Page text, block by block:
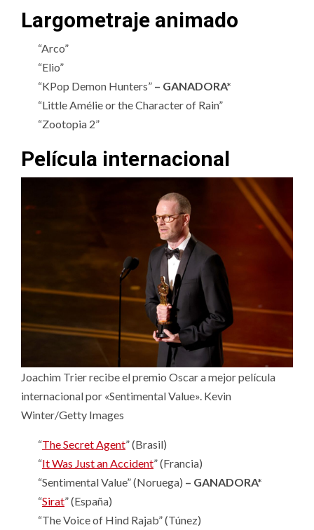
Largometraje animado
“Arco”
“Elio”
“KPop Demon Hunters” – GANADORA*
“Little Amélie or the Character of Rain”
“Zootopia 2”
Película internacional
Joachim Trier recibe el premio Oscar a mejor película
internacional por «Sentimental Value». Kevin
Winter/Getty Images
“The Secret Agent” (Brasil)
“It Was Just an Accident” (Francia)
“Sentimental Value” (Noruega) – GANADORA*
“Sirat” (España)
“The Voice of Hind Rajab” (Túnez)